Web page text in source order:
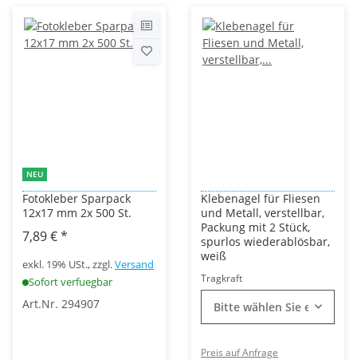
NEU
Fotokleber Sparpack
12x17 mm 2x 500 St.
7,89 €*
exkl. 19% USt., zzgl.Versand
Sofort verfuegbar
Art.Nr. 294907
Klebenagel für Fliesen
und Metall, verstellbar,
Packung mit 2 Stück,
spurlos wiederablösbar,
weiß
Tragkraft
Bitte wählen Sie eine
Preis auf Anfrage